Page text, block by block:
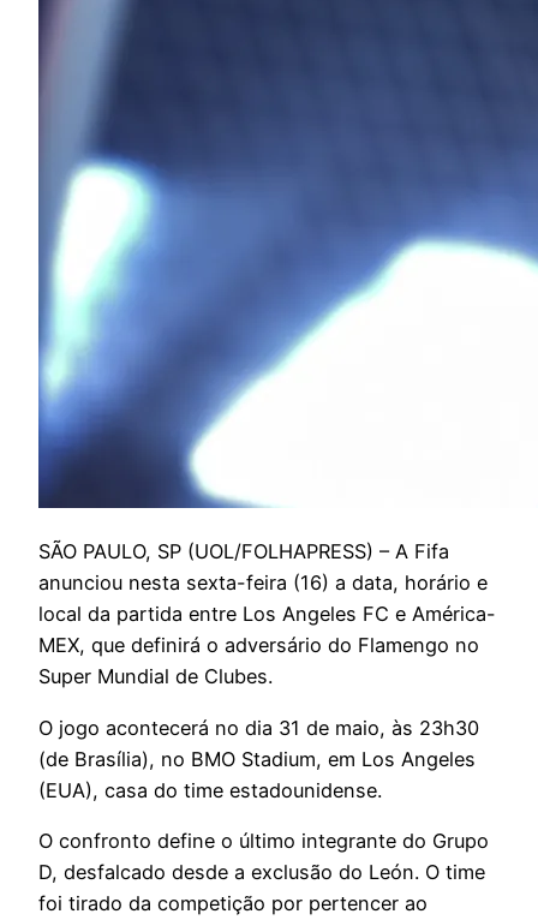
SÃO PAULO, SP (UOL/FOLHAPRESS) – A Fifa
anunciou nesta sexta-feira (16) a data, horário e
local da partida entre Los Angeles FC e América-
MEX, que definirá o adversário do Flamengo no
Super Mundial de Clubes.
O jogo acontecerá no dia 31 de maio, às 23h30
(de Brasília), no BMO Stadium, em Los Angeles
(EUA), casa do time estadounidense.
O confronto define o último integrante do Grupo
D, desfalcado desde a exclusão do León. O time
foi tirado da competição por pertencer ao